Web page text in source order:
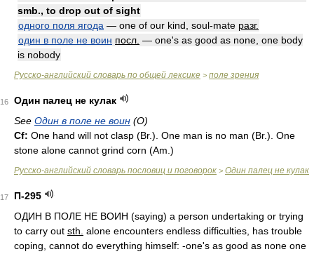
smb., to drop out of sight
одного поля ягода — one of our kind, soul-mate разг.
один в поле не воин посл. — one's as good as none, one body
is nobody
Русско-английский словарь по общей лексике > поле зрения
16
Один палец не кулак
See Один в поле не воин (О)
Cf: One hand will not clasp (Br.). One man is no man (Br.). One
stone alone cannot grind corn (Am. )
Русско-английский словарь пословиц и поговорок > Один палец не кулак
17
П-295
ОДИН В ПОЛЕ HE ВОИН (saying) a person undertaking or trying
to carry out sth. alone encounters endless difficulties, has trouble
coping, cannot do everything himself: -one's as good as none one